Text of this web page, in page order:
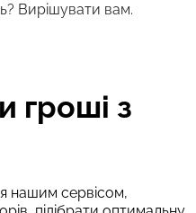
Вирішувати вам.
гроші з
нашим сервісом,